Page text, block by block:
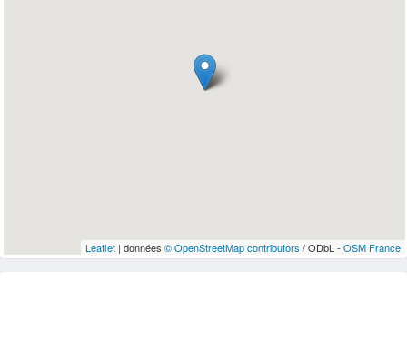
Leaflet| données © OpenStreetMap contributors / ODbL - OSM France